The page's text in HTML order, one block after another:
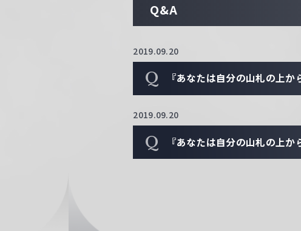
Q&A
2019.09.20
Q 『あなたは自分の山札の上
2019.09.20
Q 『あなたは自分の山札の上